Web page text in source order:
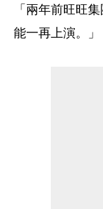
「兩年前旺旺
能一再上演。」